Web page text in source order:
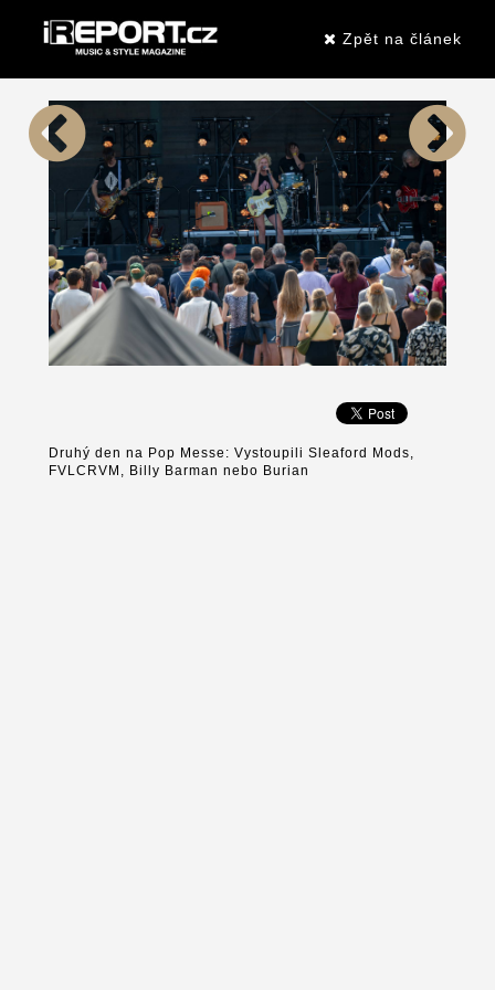
Zpět na článek
Druhý den na Pop Messe: Vystoupili Sleaford Mods,
FVLCRVM, Billy Barman nebo Burian